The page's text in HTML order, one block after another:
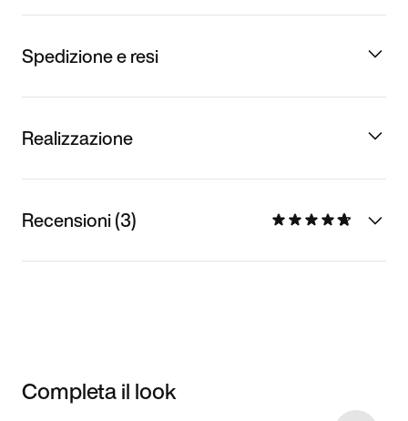
Spedizione e resi
Realizzazione
Recensioni (3)
Completa il look